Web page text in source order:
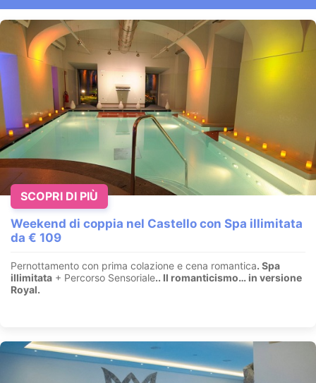
Weekend di coppia nel Castello con Spa illimitata
da € 109
Pernottamento con prima colazione e cena romantica. Spa
illimitata + Percorso Sensoriale.. Il romanticismo… in versione
Royal.
SCOPRI DI PIÙ